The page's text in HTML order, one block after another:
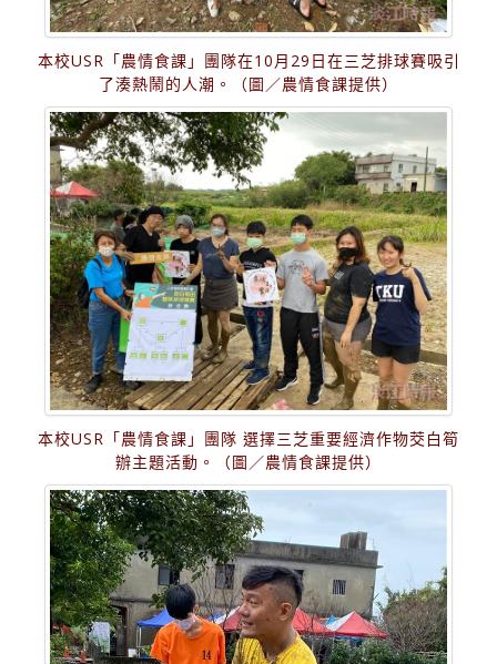
本校USR「農情食課」團隊在10月29日在三芝排球賽吸引
了湊熱鬧的人潮。（圖／農情食課提供）
本校USR「農情食課」團隊 選擇三芝重要經濟作物茭白筍
辦主題活動。（圖／農情食課提供）